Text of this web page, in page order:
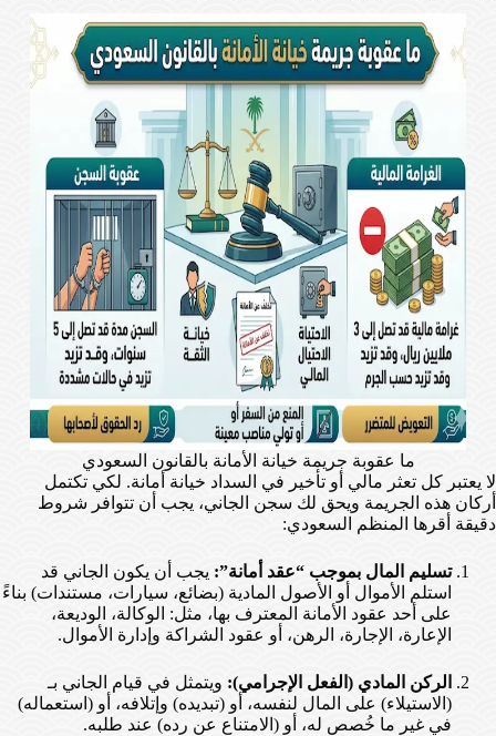
ما عقوبة جريمة خيانة الأمانة بالقانون السعودي
لا يعتبر كل تعثر مالي أو تأخير في السداد خيانة أمانة. لكي تكتمل
أركان هذه الجريمة ويحق لك سجن الجاني، يجب أن تتوافر شروط
دقيقة أقرها المنظم السعودي:
تسليم المال بموجب “عقد أمانة”: يجب أن يكون الجاني قد
استلم الأموال أو الأصول المادية (بضائع، سيارات، مستندات) بناءً
على أحد عقود الأمانة المعترف بها، مثل: الوكالة، الوديعة،
الإعارة، الإجارة، الرهن، أو عقود الشراكة وإدارة الأموال.
الركن المادي (الفعل الإجرامي): ويتمثل في قيام الجاني بـ
(الاستيلاء) على المال لنفسه، أو (تبديده) وإتلافه، أو (استعماله)
في غير ما خُصص له، أو (الامتناع عن رده) عند طلبه.